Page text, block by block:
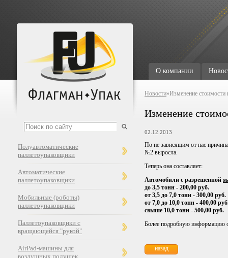
О компании
Полуавтоматические
паллетоупаковщики
Автоматические
паллетоупаковщики
Мобильные (роботы)
паллетоупаковщики
Паллетоупаковщики с
вращающейся "рукой"
AirPad-машины для
воздушных подушек
Новости»Изменение стоимости
Изменение
02.12.2013
По не зависящим от нас
№2 выросла.
Теперь она составляет:
Автомобили с разрешенной
до 3,5 тонн - 200,00 руб.
от 3,5 до 7,0 тонн - 300,00 руб.
от 7,0 до 10,0 тонн - 400,00
свыше 10,0 тонн - 500,00 руб.
Более подробную информацию
назад